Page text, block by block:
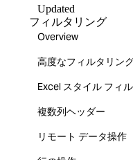
Updated
フィルタリング
Overview
高度なフィルタリン
Excel スタイル フィ
複数列ヘッダー
リモート データ操作